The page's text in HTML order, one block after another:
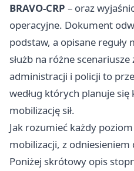
BRAVO‑CRP – oraz
operacyjne. Dokument
podstaw, a opisane reguły
służb na różne
administracji i policji to
według których planuje
mobilizację sił.
Jak rozumieć każdy
mobilizacji, z odniesieniem
Poniżej skrótowy opis